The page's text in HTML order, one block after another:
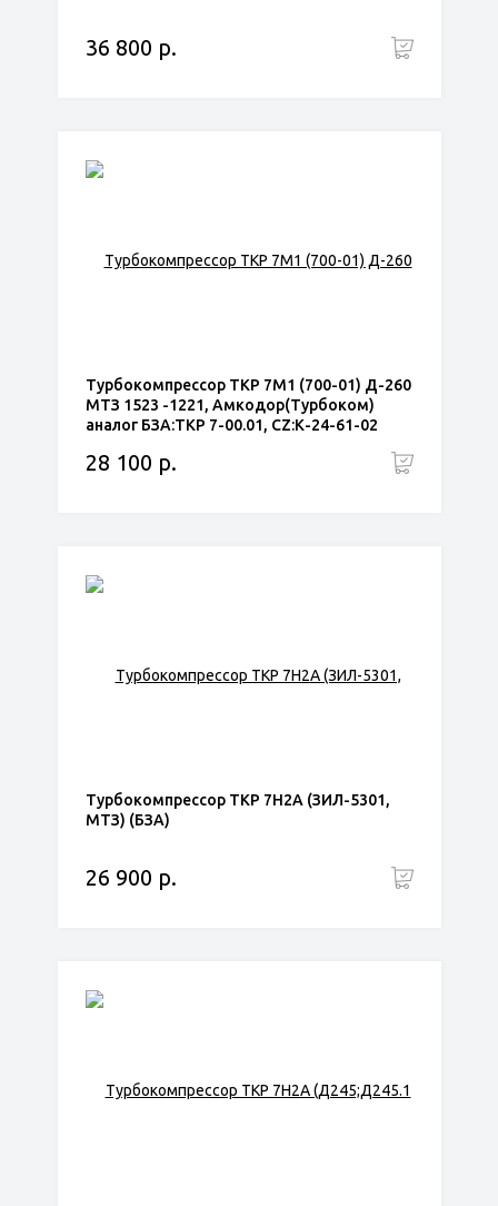
36 800 р.
Турбокомпрессор ТКР 7М1 (700-01) Д-260
МТЗ 1523 -1221, Амкодор(Турбоком)
аналог БЗА:ТКР 7-00.01, CZ:К-24-61-02
28 100 р.
Турбокомпрессор ТКР 7Н2А (ЗИЛ-5301,
МТЗ) (БЗА)
26 900 р.